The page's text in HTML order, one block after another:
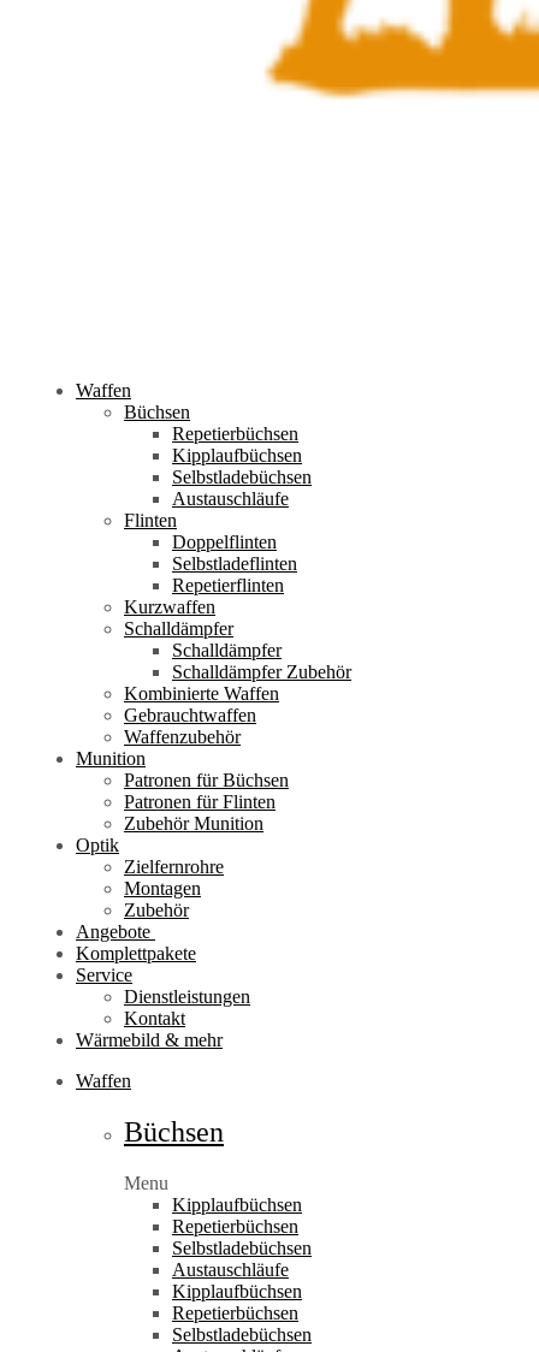
Waffen
Büchsen
Repetierbüchsen
Kipplaufbüchsen
Selbstladebüchsen
Austauschläufe
Flinten
Doppelflinten
Selbstladeflinten
Repetierflinten
Kurzwaffen
Schalldämpfer
Schalldämpfer
Schalldämpfer Zubehör
Kombinierte Waffen
Gebrauchtwaffen
Waffenzubehör
Munition
Patronen für Büchsen
Patronen für Flinten
Zubehör Munition
Optik
Zielfernrohre
Montagen
Zubehör
Angebote
Komplettpakete
Service
Dienstleistungen
Kontakt
Wärmebild & mehr
Waffen
Büchsen
Menu
Kipplaufbüchsen
Repetierbüchsen
Selbstladebüchsen
Austauschläufe
Kipplaufbüchsen
Repetierbüchsen
Selbstladebüchsen